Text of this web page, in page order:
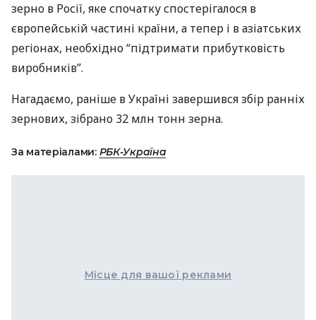
зерно в Росії, яке спочатку спостерігалося в
європейській частині країни, а тепер і в азіатських
регіонах, необхідно “підтримати прибутковість
виробників”.
Нагадаємо, раніше в Україні завершився збір ранніх
зернових, зібрано 32 млн тонн зерна.
За матеріалами: РБК-Україна
Місце для вашої реклами